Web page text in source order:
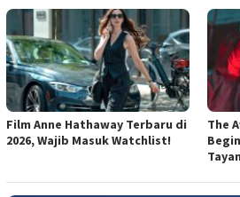
Film Anne Hathaway Terbaru di
2026, Wajib Masuk Watchlist!
The